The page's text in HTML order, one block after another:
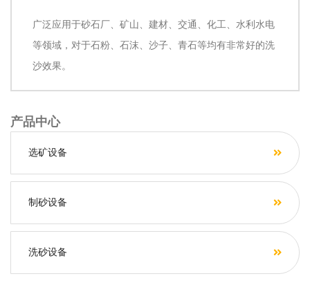
广泛应用于砂石厂、矿山、建材、交通、化工、水利水电
等领域，对于石粉、石沫、沙子、青石等均有非常好的洗
沙效果。
产品中心
选矿设备
制砂设备
洗砂设备